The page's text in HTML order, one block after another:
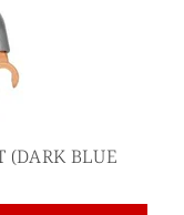
(DARK BLUE